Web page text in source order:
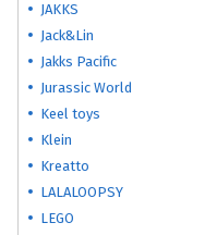
JAKKS
Jack&Lin
Jakks Pacific
Jurassic World
Keel toys
Klein
Kreatto
LALALOOPSY
LEGO